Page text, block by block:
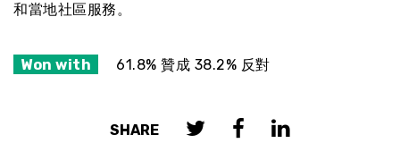
和當地社區服務。
Won with 61.8% 贊成 38.2% 反對
SHARE